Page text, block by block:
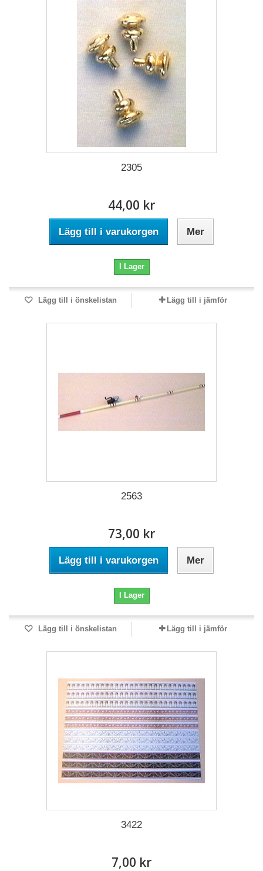
2305
44,00 kr
Lägg till i varukorgen Mer
I Lager
Lägg till i önskelistan Lägg till i jämför
2563
73,00 kr
Lägg till i varukorgen Mer
I Lager
Lägg till i önskelistan Lägg till i jämför
3422
7,00 kr